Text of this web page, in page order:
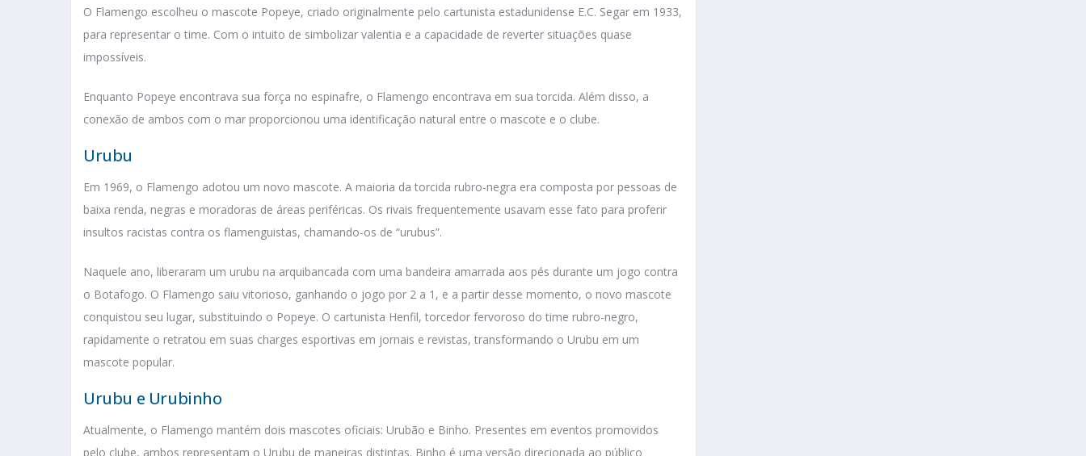
O Flamengo escolheu o mascote Popeye, criado originalmente pelo cartunista estadunidense E.C. Segar em 1933,
para representar o time. Com o intuito de simbolizar valentia e a capacidade de reverter situações quase
impossíveis.
Enquanto Popeye encontrava sua força no espinafre, o Flamengo encontrava em sua torcida. Além disso, a
conexão de ambos com o mar proporcionou uma identificação natural entre o mascote e o clube.
Urubu
Em 1969, o Flamengo adotou um novo mascote. A maioria da torcida rubro-negra era composta por pessoas de
baixa renda, negras e moradoras de áreas periféricas. Os rivais frequentemente usavam esse fato para proferir
insultos racistas contra os flamenguistas, chamando-os de “urubus”.
Naquele ano, liberaram um urubu na arquibancada com uma bandeira amarrada aos pés durante um jogo contra
o Botafogo. O Flamengo saiu vitorioso, ganhando o jogo por 2 a 1, e a partir desse momento, o novo mascote
conquistou seu lugar, substituindo o Popeye. O cartunista Henfil, torcedor fervoroso do time rubro-negro,
rapidamente o retratou em suas charges esportivas em jornais e revistas, transformando o Urubu em um
mascote popular.
Urubu e Urubinho
Atualmente, o Flamengo mantém dois mascotes oficiais: Urubão e Binho. Presentes em eventos promovidos
pelo clube, ambos representam o Urubu de maneiras distintas. Binho é uma versão direcionada ao público